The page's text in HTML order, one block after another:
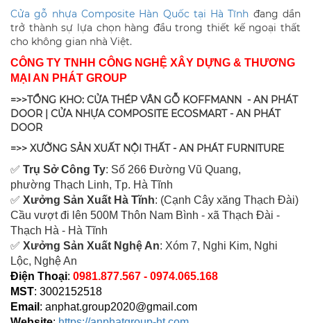
Cửa gỗ nhựa Composite Hàn Quốc tại Hà Tĩnh đang dần
trở thành sự lựa chọn hàng đầu trong thiết kế ngoại thất
cho không gian nhà Việt.
CÔNG TY TNHH CÔNG NGHỆ XÂY DỰNG & THƯƠNG
MẠI AN PHÁT GROUP
=>>TỔNG KHO: CỬA THÉP VÂN GỖ KOFFMANN - AN PHÁT
DOOR | CỬA NHỰA COMPOSITE ECOSMART - AN PHÁT
DOOR
=>> XƯỞNG SẢN XUẤT NỘI THẤT - AN PHÁT FURNITURE
✅ Trụ Sở Công Ty: Số 266 Đường Vũ Quang,
phường Thạch Linh, Tp. Hà Tĩnh
✅ Xưởng Sản Xuất Hà Tĩnh: (Cạnh Cây xăng Thạch Đài)
Cầu vượt đi lên 500M Thôn Nam Bình - xã Thạch Đài -
Thạch Hà - Hà Tĩnh
✅ Xưởng Sản Xuất Nghệ An: Xóm 7, Nghi Kim, Nghi
Lộc, Nghệ An
Điện Thoại: 0981.877.567 - 0974.065.168
MST: 3002152518
Email : anphat.group2020@gmail.com